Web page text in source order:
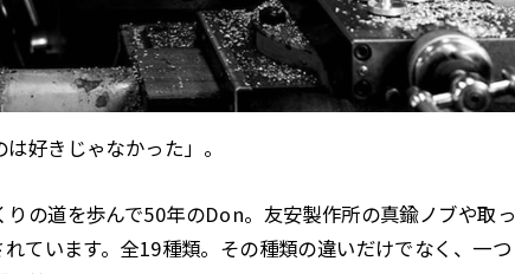
好きじゃなかった」。
の道を歩んで50年のDon。友安製作所の真鍮ノブや取っ
ています。全19種類。その種類の違いだけでなく、一つ